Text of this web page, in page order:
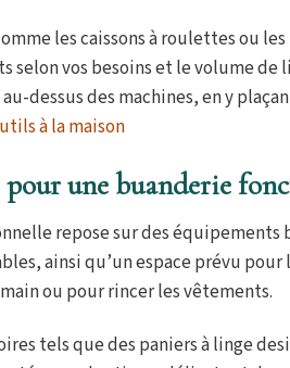
les caissons à roulettes ou
selon vos besoins et le volume
dessus des machines, en y
à la maison
pour une buanderie
repose sur des
ainsi qu’un espace prévu
ou pour rincer les vêtements.
tels que des paniers à linge